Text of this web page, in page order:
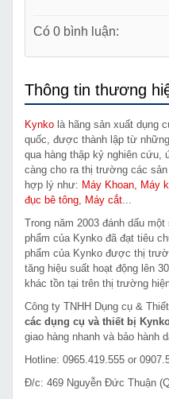
Có 0 bình luận:
Thông tin thương
Kynko là hãng sản xuất dụng
quốc, được thành lập từ
qua hàng thập kỷ nghiên cứu,
càng cho ra thị trường các
hợp lý như: Máy Khoan, Máy
đục bê tông, Máy cắt...
Trong năm 2003 đánh dấu
phẩm của Kynko đã đạt tiêu
phẩm của Kynko được thị
tăng hiệu suất hoạt động lên
khác tồn tại trên thị trường
Công ty TNHH Dụng cụ &
các dụng cụ và thiết bị
giao hàng nhanh và bảo hành
Hotline: 0965.419.555 or
Đ/c: 469 Nguyễn Đức Thuận